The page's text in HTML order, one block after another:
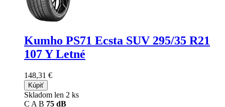
Kumho PS71 Ecsta SUV 295/35 R21
107 Y Letné
148,31 €
Kúpiť
Skladom len 2 ks
C A B 75 dB